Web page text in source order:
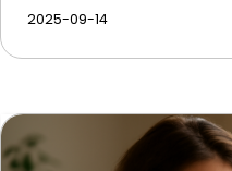
2025-09-14